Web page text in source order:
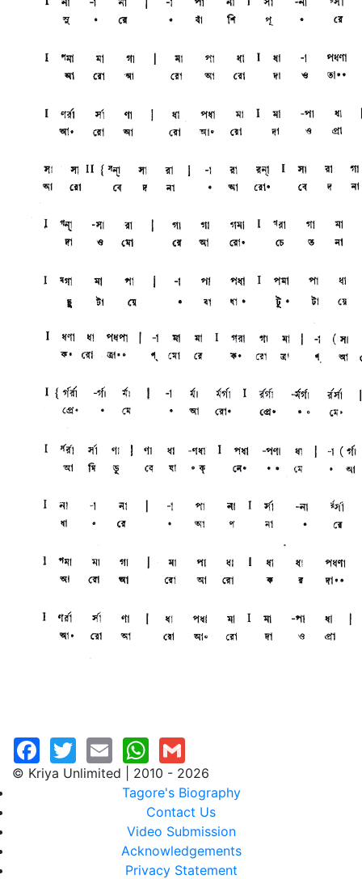
© Kriya Unlimited | 2010 - 2026
Tagore's Biography
Contact Us
Video Submission
Acknowledgements
Privacy Statement